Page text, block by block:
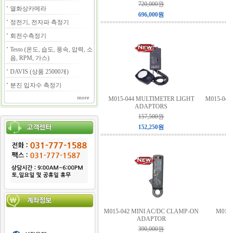
열화상카메라
정전기, 전자파 측정기
회전수측정기
Testo (온도, 습도, 풍속, 압력, 소
음, RPM, 가스)
DAVIS (상품 25000개)
분진 입자수 측정기
more
720,000원
696,000원
M015-044 MULTIMETER LIGHT
ADAPTORS
157,500원
152,250원
M015-
M015-042 MINI AC/DC CLAMP-ON
ADAPTOR
390,000원